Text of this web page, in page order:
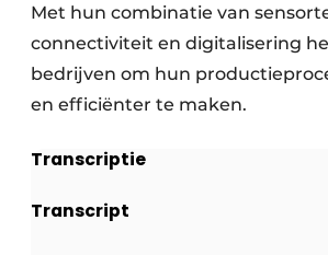
Met hun combinatie van
connectiviteit en digitalisering
bedrijven om hun
en efficiënter te maken.
Transcriptie
Transcript